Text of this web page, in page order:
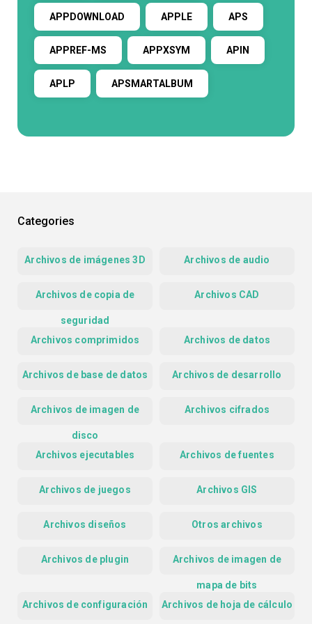
APPDOWNLOAD APPLE APS
APPREF-MS APPXSYM APIN
APLP APSMARTALBUM
Categories
Archivos de imágenes 3D Archivos de audio
Archivos de copia de
seguridad
Archivos CAD
Archivos comprimidos Archivos de datos
Archivos de base de datos Archivos de desarrollo
Archivos de imagen de
disco
Archivos cifrados
Archivos ejecutables Archivos de fuentes
Archivos de juegos Archivos GIS
Archivos diseños Otros archivos
Archivos de plugin Archivos de imagen de
mapa de bits
Archivos de configuración
Archivos de hoja de cálculo